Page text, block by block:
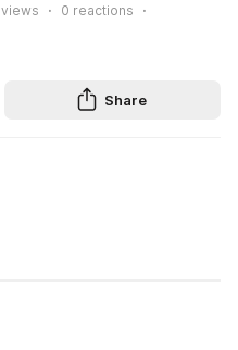
views 0 reactions
Share